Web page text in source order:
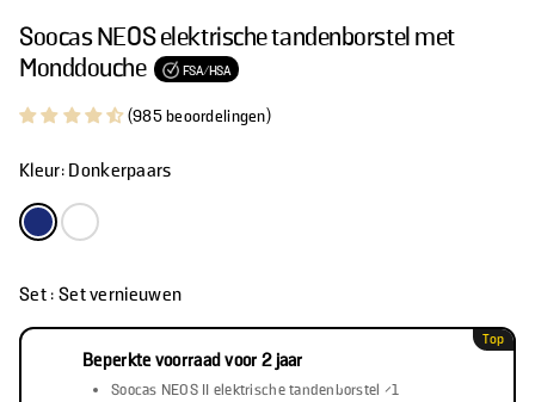
Soocas NEOS elektrische tandenborstel met
Monddouche
FSA/HSA
(985 beoordelingen)
Kleur: Donkerpaars
Set : Set vernieuwen
Top
Beperkte voorraad voor 2 jaar
Soocas NEOS II elektrische tandenborstel ×1